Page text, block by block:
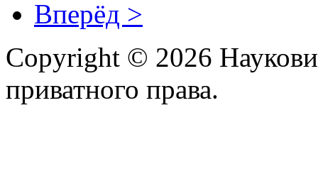
Вперёд >
Copyright © 2026
приватного права.